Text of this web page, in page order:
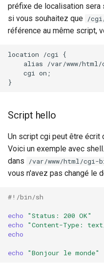
txid
upload
upstream-healthcheck
upstream
vhost
waf
weauth
websocket-proxy
websocket
préfixe de localisation sera
si vous souhaitez que /
référence au même script,
location /cgi {
alias /var/www/html/
    cgi on;
Script hello
Un script cgi peut être écrit
Voici un exemple avec
dans
/var/www/html/cgi-
vous n'avez pas changé le
#!/bin/sh
echo
"Status: 200 OK"
echo
"Content-Type:
echo
echo "Bonjour le monde"